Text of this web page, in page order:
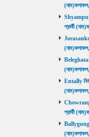
প্রার্থী
Jorasanko
Beleghata
Entally
প্রার্থী
Ballygunge